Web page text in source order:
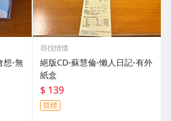
想-無
尋找情懷
絕版CD-蘇慧倫-懶人日記-有外
紙盒
$ 139
競標